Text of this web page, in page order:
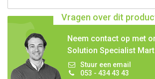
Vragen over dit
Neem contact op met
Solution Specialist
Stuur een email
053 - 434 43 43